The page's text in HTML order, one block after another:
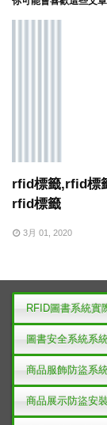
rfid標籤,rfid標
rfid標籤
3月 01, 2020
RFID圖書系統實
圖書安全系統系
商品服飾防盜系
商品展示防盜安